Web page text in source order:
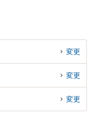
変更
変更
変更